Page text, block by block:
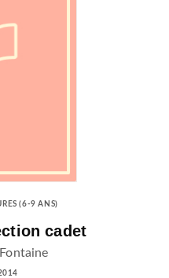
(6-9 ANS)
cadet